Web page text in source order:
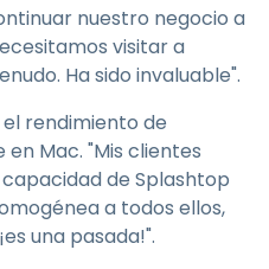
nuestro negocio a
visitar a
Ha sido invaluable".
rendimiento de
Mac. "Mis clientes
capacidad de Splashtop
a todos ellos,
una pasada!".